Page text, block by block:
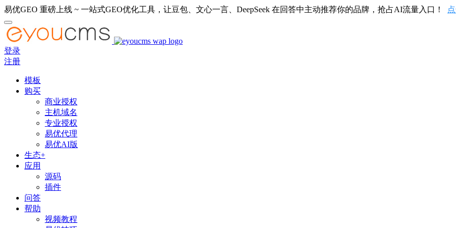
易优GEO 重磅上线 ~ 一站式GEO优化工具，让豆包、文心一言、DeepSeek 在回答中主动推荐你的品牌，抢占AI流量入口！
登录
注册
模板
购买
商业授权
主机域名
专业授权
易优代理
易优AI版
生态+
应用
源码
插件
问答
帮助
视频教程